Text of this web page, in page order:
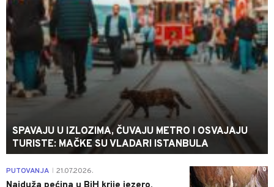
SPAVAJU U IZLOZIMA, ČUVAJU METRO I OSVAJAJU
TURISTE: MAČKE SU VLADARI ISTANBULA
0
PUTOVANJA 21.07.2026.